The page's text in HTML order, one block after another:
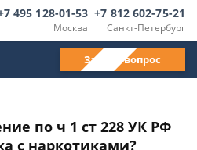
Москва
495 128-01-53
Санкт-Петербург
+7 812 602-75-21
Задать вопрос
по ч 1 ст 228 УК РФ
с наркотиками?